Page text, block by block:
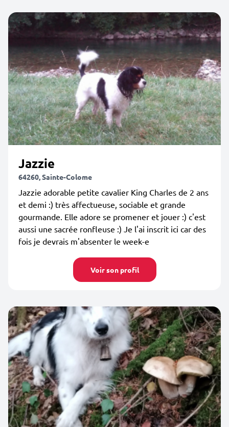
Jazzie
64260, Sainte-Colome
Jazzie adorable petite cavalier King Charles de 2 ans
et demi :) très affectueuse, sociable et grande
gourmande. Elle adore se promener et jouer :) c'est
aussi une sacrée ronfleuse :) Je l'ai inscrit ici car des
fois je devrais m'absenter le week-e
Voir son profil